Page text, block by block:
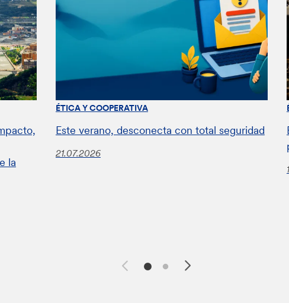
la
ÉTICA Y COOPERATIVA
Este verano, desconecta con total seguridad
21.07.2026